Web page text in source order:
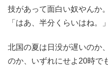
技があって面白い奴やんか
「はあ、半分くらいはね。」
北国の夏は日没が遅いのか
のか、いずれにせよ20時で